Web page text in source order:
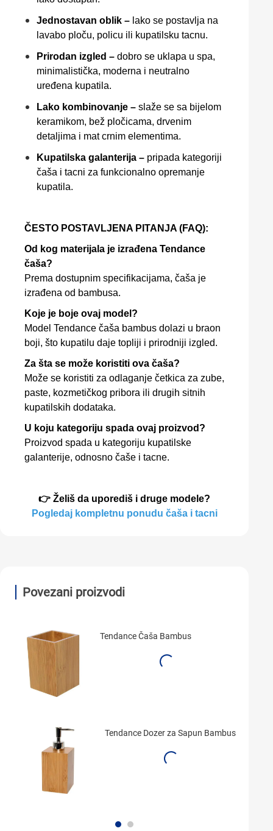
Jednostavan oblik – lako se postavlja na
lavabo ploču, policu ili kupatilsku tacnu.
Prirodan izgled – dobro se uklapa u spa,
minimalistička, moderna i neutralno
uređena kupatila.
Lako kombinovanje – slaže se sa bijelom
keramikom, bež pločicama, drvenim
detaljima i mat crnim elementima.
Kupatilska galanterija – pripada kategoriji
čaša i tacni za funkcionalno opremanje
kupatila.
ČESTO POSTAVLJENA PITANJA (FAQ):
Od kog materijala je izrađena Tendance
čaša?
Prema dostupnim specifikacijama, čaša je
izrađena od bambusa.
Koje je boje ovaj model?
Model Tendance čaša bambus dolazi u braon
boji, što kupatilu daje topliji i prirodniji izgled.
Za šta se može koristiti ova čaša?
Može se koristiti za odlaganje četkica za zube,
paste, kozmetičkog pribora ili drugih sitnih
kupatilskih dodataka.
U koju kategoriju spada ovaj proizvod?
Proizvod spada u kategoriju kupatilske
galanterije, odnosno čaše i tacne.
👉 Želiš da uporediš i druge modele?
Pogledaj kompletnu ponudu čaša i tacni
Povezani proizvodi
Tendance Čaša Bambus
Tendance Dozer za Sapun Bambus